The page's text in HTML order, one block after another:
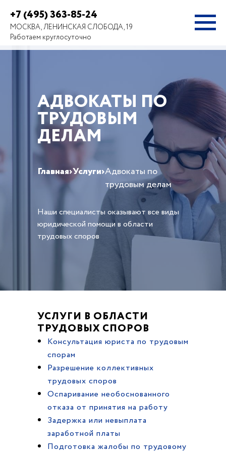
+7 (495) 363-85-24
МОСКВА, ЛЕНИНСКАЯ СЛОБОДА, 19
Работаем круглосуточно
АДВОКАТЫ ПО
ТРУДОВЫМ
ДЕЛАМ
Главная›Услуги›Адвокаты по
трудовым делам
Наши специалисты оказывают все виды
юридической помощи в области
трудовых споров
УСЛУГИ В ОБЛАСТИ
ТРУДОВЫХ СПОРОВ
Консультация юриста по трудовым
спорам
Разрешение коллективных
трудовых споров
Оспаривание необоснованного
отказа от принятия на работу
Задержка или невыплата
заработной платы
Подготовка жалобы по трудовому